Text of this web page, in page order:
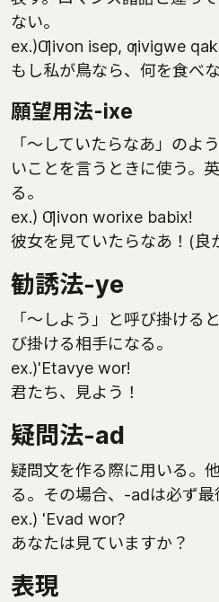
ない。
ex.)Ƣivon isep, ƣivigwe
もし私が鳥なら、何を食べ
願望用法-ixe
「～していたらなあ」のよ
いことを言うときに使う。
る。
ex.) Ƣivon worixe babix!
彼女を見ていたらなあ！(良
勧誘法-ye
「～しよう」と呼び掛ける
び掛ける相手になる。
ex.)'Etavye wor!
君たち、見よう！
疑問法-ad
疑問文を作る際に用いる。
る。その場合、-adは必ず最
ex.) 'Evad wor?
あなたは見ていますか？
表現